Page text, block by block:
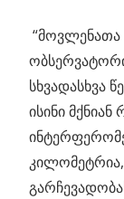
“მოვლენათა
სხვადასხვა
ისინი